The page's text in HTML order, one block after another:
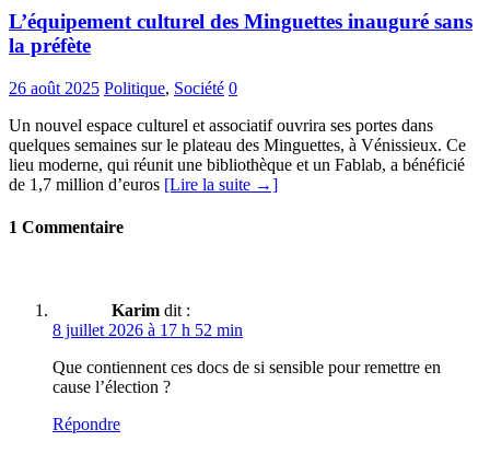
L’équipement culturel des Minguettes inauguré sans
la préfète
26 août 2025 Politique, Société 0
Un nouvel espace culturel et associatif ouvrira ses portes dans
quelques semaines sur le plateau des Minguettes, à Vénissieux. Ce
lieu moderne, qui réunit une bibliothèque et un Fablab, a bénéficié
de 1,7 million d’euros [Lire la suite →]
1 Commentaire
Karim dit :
8 juillet 2026 à 17 h 52 min
Que contiennent ces docs de si sensible pour remettre en
cause l’élection ?
Répondre